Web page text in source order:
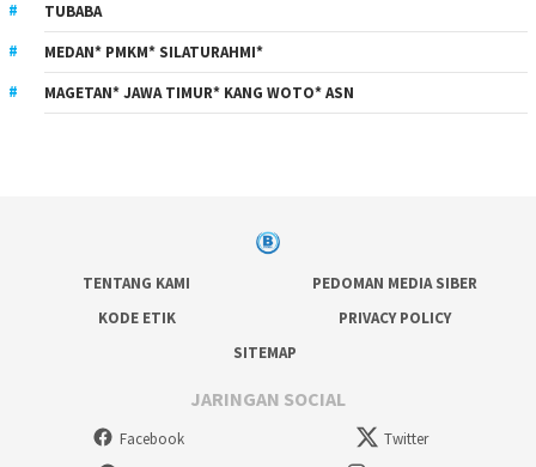
TUBABA
MEDAN* PMKM* SILATURAHMI*
MAGETAN* JAWA TIMUR* KANG WOTO* ASN
TENTANG KAMI
PEDOMAN MEDIA SIBER
KODE ETIK
PRIVACY POLICY
SITEMAP
JARINGAN SOCIAL
Facebook
Twitter